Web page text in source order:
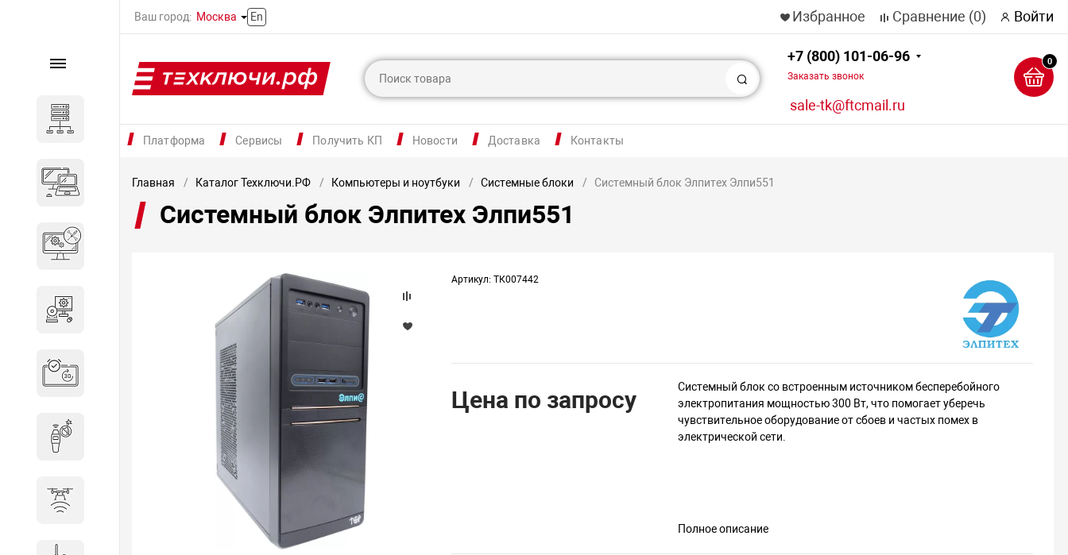
Ваш город: Москва En Избранное Сравнение (0) Войти
Поиск
+7 (800) 101-06-96
Заказать звонок
sale-tk@ftcmail.ru
0
Платформа Сервисы Получить КП Новости Доставка Контакты
Каталог
Компьютеры и ноутбуки
Комплектующие для
Программное обеспечение
Система бронирования
Досмотровое оборудование
Главная Каталог Техключи.РФ Компьютеры и ноутбуки Системные блоки Системный блок Элпитех Элпи551
Системный блок Элпитех Элпи551
Артикул: ТК007442
Цена по запросу
Системный блок со встроенным источником бесперебойного
электропитания мощностью 300 Вт, что помогает уберечь
чувствительное оборудование от сбоев и частых помех в
электрической сети.
Полное описание